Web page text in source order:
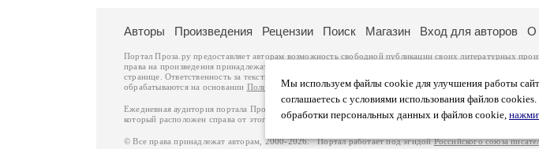
Мы используем файлы cookie для улучшения работы
соглашаетесь с условиями использования файлов
обработки персональных данных и файлов cookie,
Авторы Произведения Рецензии Поиск Магазин Вход для авторов О
Портал Проза.ру предоставляет авторам возможность свободной публикации своих литературных
права на произведения принадлежат авторам и охраняются
. Перепечатка произведений
странице. Ответственность за тексты произведений авторы несут самостоятельно на основании
обрабатываются на основании Политики обработки персональных данных. Вы также можете
Ежедневная аудитория портала Проза.ру – порядка 100 тысяч посетителей, которые в общей сумме
который расположен справа от этого текста. В каждой графе указано по две цифры: количество
© Все права принадлежат авторам, 2000-2026. Портал работает под эгидойРоссийского союза